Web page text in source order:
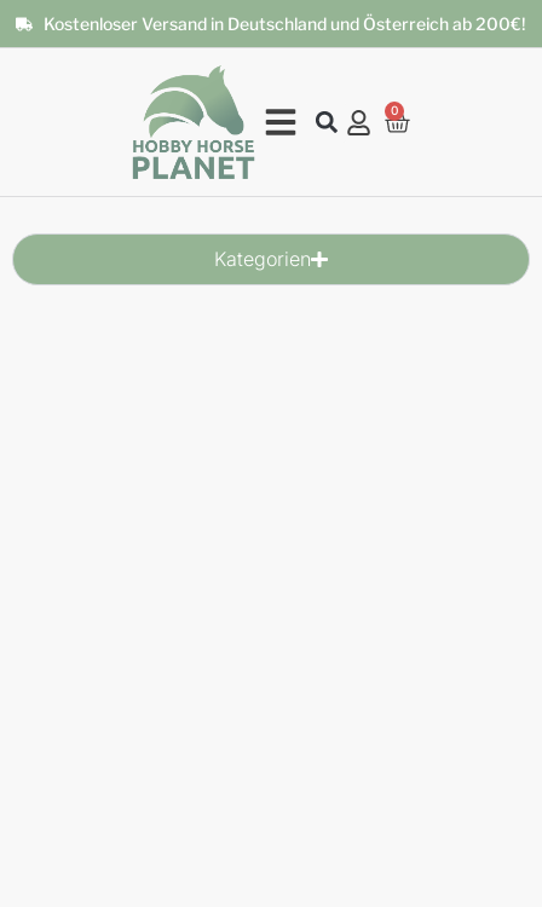
Kostenloser Versand in Deutschland und Österreich ab 200€!
0
Kategorien